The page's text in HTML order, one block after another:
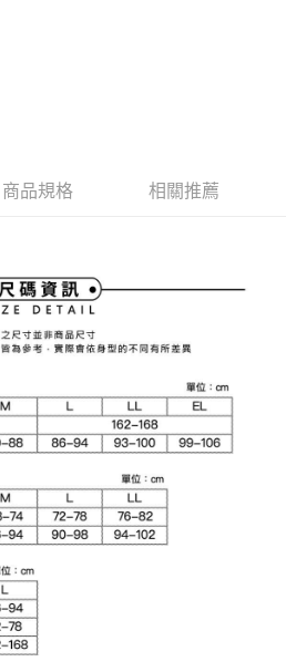
金額請依後續交易確認頁面所載為準。
哥付你分期」於每月結算日後寄送繳費提
擇「超商條碼／台灣大直營門市／銀行轉
限公司」（以下簡稱本公司）所提供，讓
商品或服務，並由商店將買賣／分期付款
使用本公司帳單繳交帳款。
期」之契約關係目的，商店將以您的個人
供予台灣大哥大進項蒐集、處理及利用，
需資料之確認、核對及更正。
後才付款」的支付方式。 讓您購物簡單
，再付款。
後付」後，將跳轉至「AFTEE先享後付」
費通知簡訊。
點擊此簡訊中的連結，可透過四大超商／
行付款，方視為交易完成。
立刻繳費，但若您需要取消訂單，請聯絡
後付 」之結帳頁面顯示為準，若有關於
款等相關疑問，請聯繫「AFTEE先享後付
support/home
提供之「AFTEE先享後付」服務完成之交
個人資料，並將交易相關給付款項請求債
。
覽以下網址：
商品規格 相關推薦